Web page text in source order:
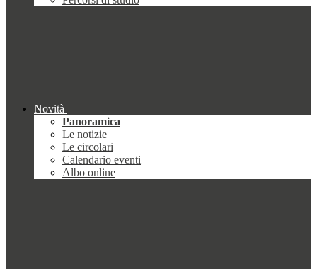
Novità
Panoramica
Le notizie
Le circolari
Calendario eventi
Albo online